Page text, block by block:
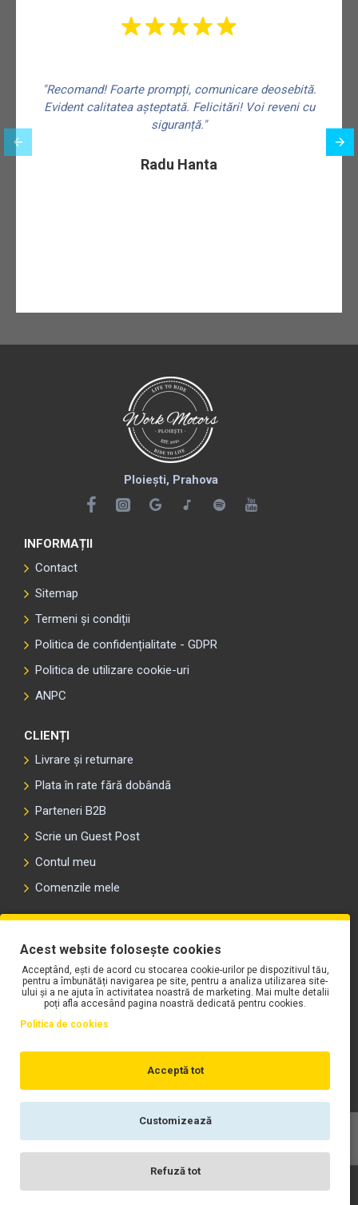
"Recomand! Foarte prompți, comunicare deosebită.
Evident calitatea așteptată. Felicitări! Voi reveni cu
siguranță."
Radu Hanta
Ploiești, Prahova
INFORMAȚII
Contact
Sitemap
Termeni și condiții
Politica de confidențialitate - GDPR
Politica de utilizare cookie-uri
ANPC
CLIENȚI
Livrare și returnare
Plata în rate fără dobândă
Parteneri B2B
Scrie un Guest Post
Contul meu
Comenzile mele
Copyright © WORK Motors
Acest website folosește cookies
Acceptând, ești de acord cu stocarea cookie-urilor pe dispozitivul tău,
pentru a îmbunătăți navigarea pe site, pentru a analiza utilizarea site-
ului și a ne ajuta în activitatea noastră de marketing. Mai multe detalii
poți afla accesând pagina noastră dedicată pentru cookies.
Politica de cookies
Acceptă tot
Customizează
Refuză tot